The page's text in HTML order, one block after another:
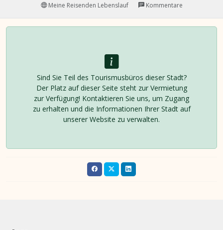
Meine Reisenden Lebenslauf
Kommentare
Sind Sie Teil des Tourismusbüros dieser Stadt?
Der Platz auf dieser Seite steht zur Vermietung
zur Verfügung! Kontaktieren Sie uns, um Zugang
zu erhalten und die Informationen Ihrer Stadt auf
unserer Website zu verwalten.